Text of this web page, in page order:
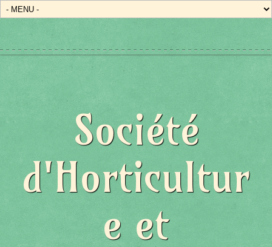
Société
d'Horticultur
e et